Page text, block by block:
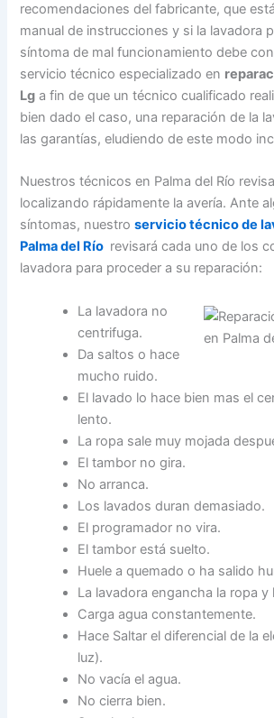
recomendaciones del fabricante, que
manual de instrucciones y si la lavadora
síntoma de mal funcionamiento debe
servicio técnico especializado en
Lg a fin de que un técnico cualificado
bien dado el caso, una reparación de la
las garantías, eludiendo de este modo
Nuestros técnicos en Palma del Río
localizando rápidamente la avería. Ante
síntomas, nuestroservicio técnico de
Palma del Río revisará cada uno de los
lavadora para proceder a su reparación:
La lavadora no
centrifuga.
Da saltos o hace
mucho ruido.
El lavado lo hace bien mas el
lento.
La ropa sale muy mojada
El tambor no gira.
No arranca.
Los lavados duran demasiado.
El programador no vira.
El tambor está suelto.
Huele a quemado o ha salido
La lavadora engancha la ropa y
Carga agua constantemente.
Hace Saltar el diferencial de la
luz).
No vacía el agua.
No cierra bien.